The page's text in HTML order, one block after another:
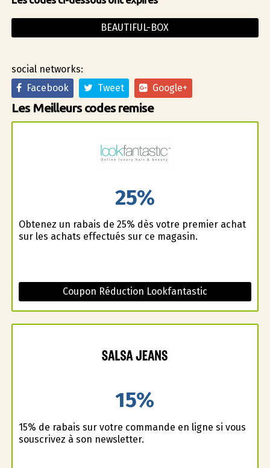
BEAUTIFUL-BOX
social networks:
Facebook
Tweet Google+
Les Meilleurs codes remise
25%
Obtenez un rabais de 25% dès votre premier achat
sur les achats effectués sur ce magasin.
Coupon Réduction Lookfantastic
15%
15% de rabais sur votre commande en ligne si vous
souscrivez à son newsletter.